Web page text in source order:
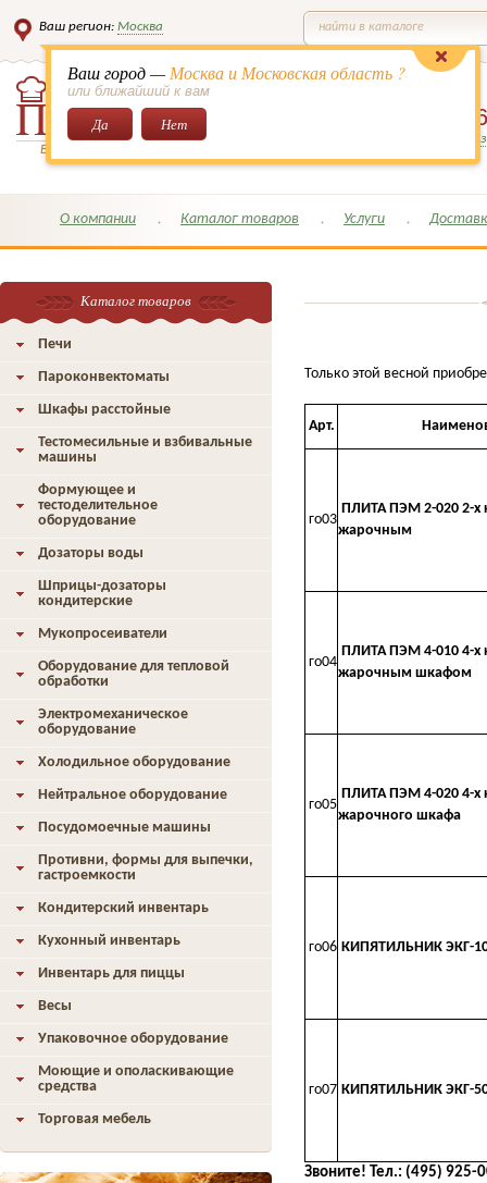
Ваш регион: Москва
Ваш город —Москва и Московская область ?
или ближайший к вам
Да Нет
найти в каталоге
Всё для кондитеров и поваров!
649-
Заказать обратный
О компании Каталог товаров Услуги
Только этой весной
Арт.
го03
ПЛИТА ПЭМ 2-020 2-х
жарочным
го04
ПЛИТА ПЭМ 4-010 4-х
жарочным шкафом
го05
ПЛИТА ПЭМ 4-020 4-х
жарочного шкафа
го06 КИПЯТИЛЬНИК ЭКГ-
го07 КИПЯТИЛЬНИК ЭКГ-
Звоните! Тел.: (495) 925-
Каталог товаров
Печи
Пароконвектоматы
Шкафы расстойные
Тестомесильные и взбивальные
машины
Формующее и
тестоделительное
оборудование
Дозаторы воды
Шприцы-дозаторы
кондитерские
Мукопросеиватели
Оборудование для тепловой
обработки
Электромеханическое
оборудование
Холодильное оборудование
Нейтральное оборудование
Посудомоечные машины
Противни, формы для выпечки,
гастроемкости
Кондитерский инвентарь
Кухонный инвентарь
Инвентарь для пиццы
Весы
Упаковочное оборудование
Моющие и ополаскивающие
средства
Торговая мебель